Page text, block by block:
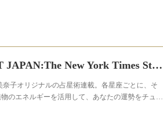
濱 美奈子 ハーモニー占星術 2021年6月 - T JAPAN:The New York Times Style Magazine 公式サイト
子オリジナルの占星術連載。各星座ごとに、そ
のエネルギーを活用して、あなたの運勢をチュ…